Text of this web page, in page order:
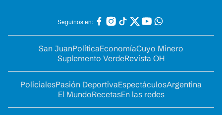
Seguinos en:
San JuanPolíticaEconomíaCuyo Minero
Suplemento VerdeRevista OH
PolicialesPasión DeportivaEspectáculosArgentina
El MundoRecetasEn las redes